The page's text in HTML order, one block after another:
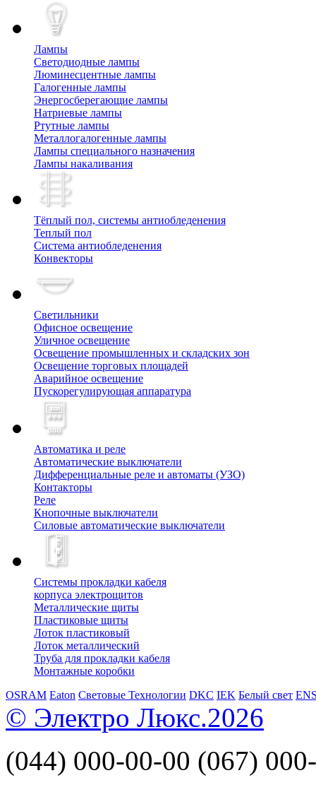
Лампы
Cветодиодные лампы
Люминесцентные лампы
Галогенные лампы
Энергосберегающие лампы
Натриевые лампы
Ртутные лампы
Металлогалогенные лампы
Лампы специального назначения
Лампы накаливания
Тёплый пол, cистемы антиобледенения
Теплый пол
Система антиобледенения
Конвекторы
Светильники
Офисное освещение
Уличное освещение
Освещение промышленных и складских зон
Освещение торговых площадей
Аварийное освещение
Пускорегулирующая аппаратура
Автоматика и реле
Автоматические выключатели
Дифференциальные реле и автоматы (УЗО)
Контакторы
Реле
Кнопочные выключатели
Силовые автоматические выключатели
Системы прокладки кабеля
корпуса электрощитов
Металлические щиты
Пластиковые щиты
Лоток пластиковый
Лоток металлический
Труба для прокладки кабеля
Монтажные коробки
OSRAM Eaton Световые Технологии DKC IEK Белый свет
© Электро Люкс.2026
(044) 000-00-00 (067)